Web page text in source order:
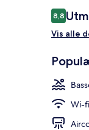
8,88,8 av
Vis alle
Wi-